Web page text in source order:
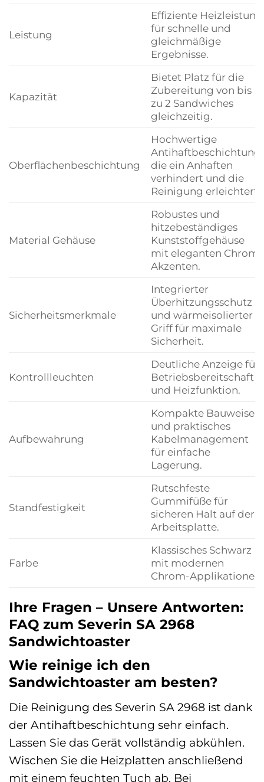
Leistung
Effiziente Heizleistung
für schnelle und
gleichmäßige
Ergebnisse.
Kapazität
Bietet Platz für die
Zubereitung von bis
zu 2 Sandwiches
gleichzeitig.
Oberflächenbeschichtung
Hochwertige
Antihaftbeschichtung,
die ein Anhaften
verhindert und die
Reinigung erleichtert.
Material Gehäuse
Robustes und
hitzebeständiges
Kunststoffgehäuse
mit eleganten Chrom-
Akzenten.
Sicherheitsmerkmale
Integrierter
Überhitzungsschutz
und wärmeisolierter
Griff für maximale
Sicherheit.
Kontrollleuchten
Deutliche Anzeige für
Betriebsbereitschaft
und Heizfunktion.
Aufbewahrung
Kompakte Bauweise
und praktisches
Kabelmanagement
für einfache
Lagerung.
Standfestigkeit
Rutschfeste
Gummifüße für
sicheren Halt auf der
Arbeitsplatte.
Farbe
Klassisches Schwarz
mit modernen
Chrom-Applikationen.
Ihre Fragen – Unsere Antworten:
FAQ zum Severin SA 2968
Sandwichtoaster
Wie reinige ich den
Sandwichtoaster am besten?
Die Reinigung des Severin SA 2968 ist dank
der Antihaftbeschichtung sehr einfach.
Lassen Sie das Gerät vollständig abkühlen.
Wischen Sie die Heizplatten anschließend
mit einem feuchten Tuch ab. Bei